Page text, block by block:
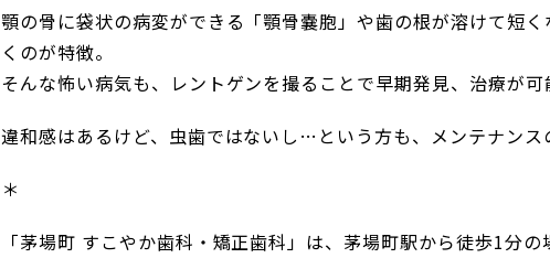
顎の骨に袋状の病変ができる「顎骨嚢胞」や歯の根が溶けて短
くのが特徴。
そんな怖い病気も、レントゲンを撮ることで早期発見、治療が
違和感はあるけど、虫歯ではないし…という方も、メンテナン
＊
「茅場町 すこやか歯科・矯正歯科」は、茅場町駅から徒歩1分の